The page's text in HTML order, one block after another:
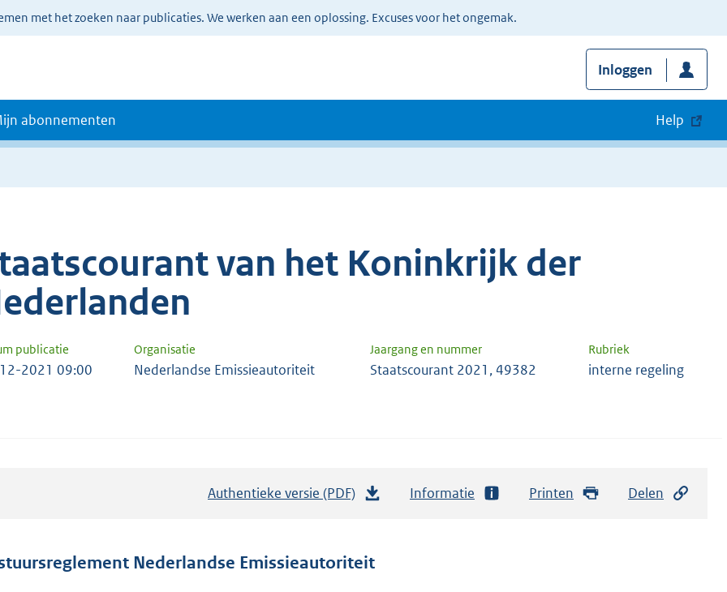
met het zoeken naar publicaties. We werken aan een oplossing. Excuses voor het ongemak.
Inloggen
abonnementen Help
van het Koninkrijk der
publicatie Organisatie Jaargang en nummer Rubriek
2021 09:00 Nederlandse Emissieautoriteit Staatscourant 2021, 49382 interne regeling
Authentieke versie (PDF)
t
Informatie Printen Delen
Nederlandse Emissieautoriteit